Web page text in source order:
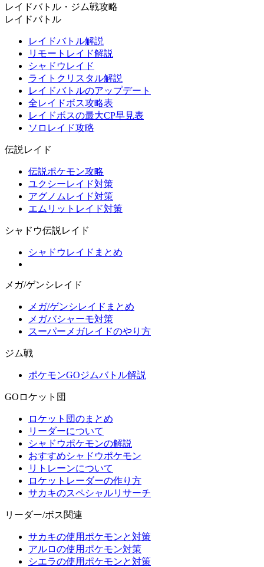
レイドバトル・ジム戦攻略
レイドバトル
レイドバトル解説
リモートレイド解説
シャドウレイド
ライトクリスタル解説
レイドバトルのアップデート
全レイドボス攻略表
レイドボスの最大CP早見表
ソロレイド攻略
伝説レイド
伝説ポケモン攻略
ユクシーレイド対策
アグノムレイド対策
エムリットレイド対策
シャドウ伝説レイド
シャドウレイドまとめ
メガ/ゲンシレイド
メガ/ゲンシレイドまとめ
メガバシャーモ対策
スーパーメガレイドのやり方
ジム戦
ポケモンGOジムバトル解説
GOロケット団
ロケット団のまとめ
リーダーについて
シャドウポケモンの解説
おすすめシャドウポケモン
リトレーンについて
ロケットレーダーの作り方
サカキのスペシャルリサーチ
リーダー/ボス関連
サカキの使用ポケモンと対策
アルロの使用ポケモン対策
シエラの使用ポケモンと対策